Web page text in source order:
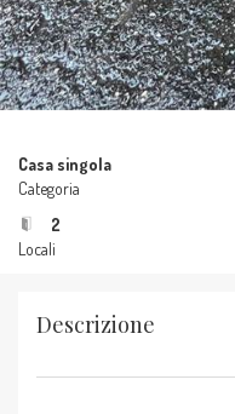
Casa singola
Categoria
2
Locali
Descrizione